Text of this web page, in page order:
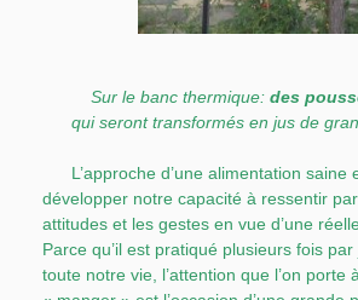
Sur le banc thermique: des
qui seront transformés en jus de
L’approche d’une alimentation saine
développer notre capacité à ressentir
attitudes et les gestes en vue d’une
Parce qu’il est pratiqué plusieurs fois
toute notre vie, l’attention que l’on porte